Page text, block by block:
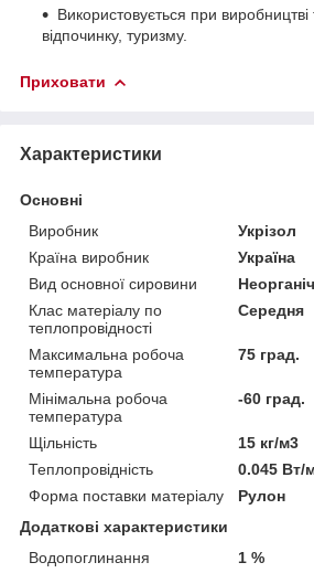
Використовується при виробництві
відпочинку, туризму.
Приховати
Характеристики
Основні
Виробник
Укрізол
Країна виробник
Україна
Вид основної сировини
Клас матеріалу по
теплопровідності
Середня
Максимальна робоча
температура
75 град.
Мінімальна робоча
температура
-60 град.
Щільність
15 кг/м3
Теплопровідність
0.045 Вт/
Форма поставки матеріалу
Рулон
Додаткові характеристики
Водопоглинання
1 %